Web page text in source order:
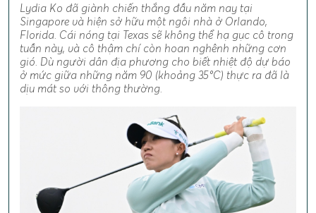
Lydia Ko đã giành chiến thắng đầu năm nay tại
Singapore và hiện sở hữu một ngôi nhà ở Orlando,
Florida. Cái nóng tại Texas sẽ không thể hạ gục cô trong
tuần này, và cô thậm chí còn hoan nghênh những cơn
gió. Dù người dân địa phương cho biết nhiệt độ dự báo
ở mức giữa những năm 90 (khoảng 35°C) thực ra đã là
dịu mát so với thông thường.